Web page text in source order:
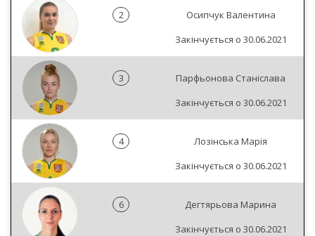
2
Осипчук Валентина
Закінчується о 30.06.2021
3
Парфьонова Станіслава
Закінчується о 30.06.2021
4
Лозінська Марія
Закінчується о 30.06.2021
6
Дегтярьова Марина
Закінчується о 30.06.2021